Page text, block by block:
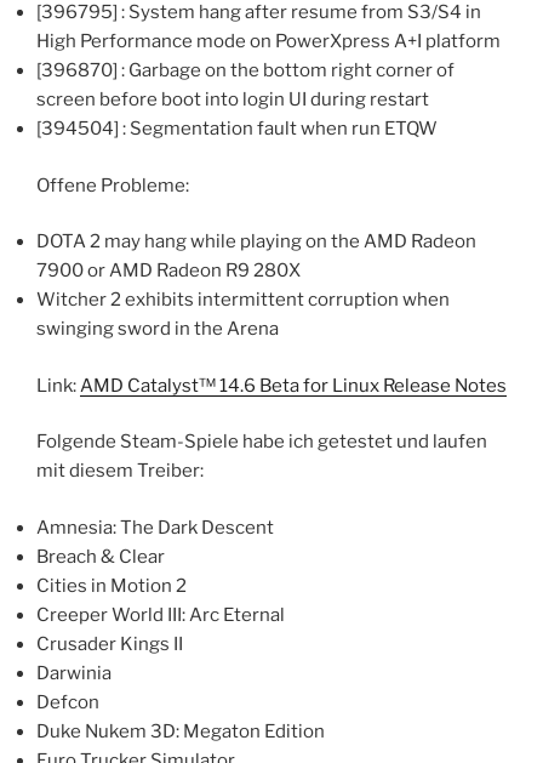
[396795] : System hang after resume from S3/S4 in
High Performance mode on PowerXpress A+I platform
[396870] : Garbage on the bottom right corner of
screen before boot into login UI during restart
[394504] : Segmentation fault when run ETQW
Offene Probleme:
DOTA 2 may hang while playing on the AMD Radeon
7900 or AMD Radeon R9 280X
Witcher 2 exhibits intermittent corruption when
swinging sword in the Arena
Link:AMD Catalyst™ 14.6 Beta for Linux Release Notes
Folgende Steam-Spiele habe ich getestet und laufen
mit diesem Treiber:
Amnesia: The Dark Descent
Breach & Clear
Cities in Motion 2
Creeper World III: Arc Eternal
Crusader Kings II
Darwinia
Defcon
Duke Nukem 3D: Megaton Edition